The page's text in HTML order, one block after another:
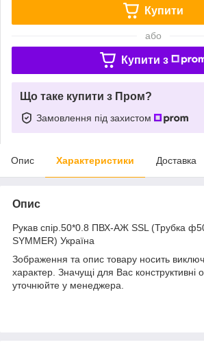
Купити
або
Купити з
Що таке купити з Пром?
Замовлення під захистом
Опис Характеристики Доставка
Опис
Рукав спір.50*0.8 ПВХ-АЖ SSL (Трубка
SYMMER) Україна
Зображення та опис товару носить
характер. Значущі для Вас конструктивні
уточнюйте у менеджера.